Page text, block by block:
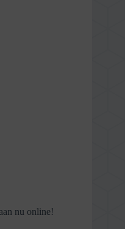
nu online!